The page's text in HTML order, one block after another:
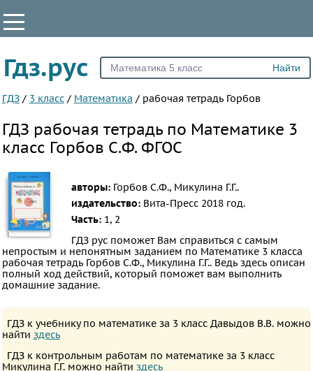
Все
1
3
7
8
9
10
ПРЕДМЕТЫ
предметы
Гдз.рус
ГДЗ / 3 класс / Математика / рабочая тетрадь Горбов
ГДЗ рабочая тетрадь по Математике 3
класс Горбов С.Ф. ФГОС
авторы: Горбов С.Ф., Микулина Г.Г..
издательство: Вита-Пресс2018 год.
Часть:1, 2
ГДЗ рус поможет Вам справиться с самым
непростым и непонятным заданием по Математике 3 класса
рабочая тетрадь Горбов С.Ф., Микулина Г.Г.. Ведь здесь описан
полный ход действий, который поможет вам выполнить
домашние задание.
ГДЗ к учебнику по математике за 3 класс Давыдов В.В. можно
найти здесь
ГДЗ к контрольным работам по математике за 3 класс
Микулина Г.Г. можно найти здесь